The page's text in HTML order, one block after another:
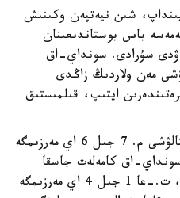
شىن نيەتپەن وكىنىش
باس بوستاندىعىنان
سۇرادى. سونداي-اق
21 جابىرلەنۋشى مەن ولاردىڭ زاڭدى
ايتىپ، قىلمىستىق
- كامەلەت جاسقا تولماعان سوتتالۋشى م. 7 جىل 6 اي مەرزىمگە
اق كامەلەت جاسقا
تولماعان سوتتالۋشىلار م. ، ب. ، ت.-عا 1 جىل 4 اي مەرزىمگە